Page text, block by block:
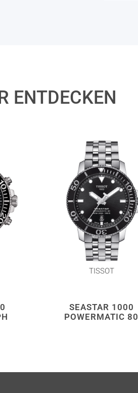
ENTDECKEN
TISSOT
SEASTAR 1000
POWERMATIC 80